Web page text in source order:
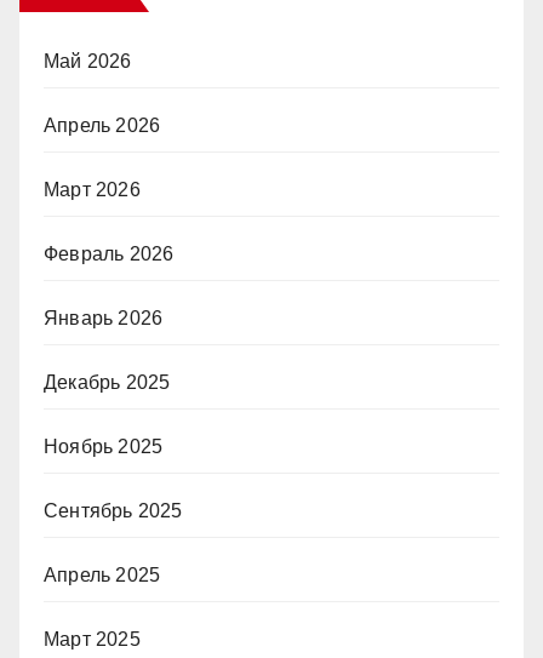
Май 2026
Апрель 2026
Март 2026
Февраль 2026
Январь 2026
Декабрь 2025
Ноябрь 2025
Сентябрь 2025
Апрель 2025
Март 2025